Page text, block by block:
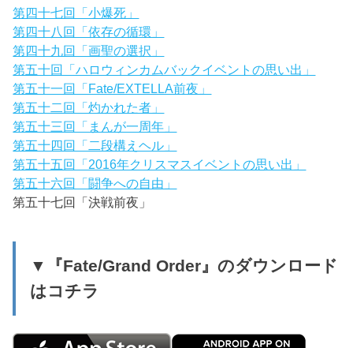
第四十七回「小爆死」
第四十八回「依存の循環」
第四十九回「画聖の選択」
第五十回「ハロウィンカムバックイベントの思い出」
第五十一回「Fate/EXTELLA前夜」
第五十二回「灼かれた者」
第五十三回「まんが一周年」
第五十四回「二段構えヘル」
第五十五回「2016年クリスマスイベントの思い出」
第五十六回「闘争への自由」
第五十七回「決戦前夜」
▼『Fate/Grand Order』のダウンロード
はコチラ